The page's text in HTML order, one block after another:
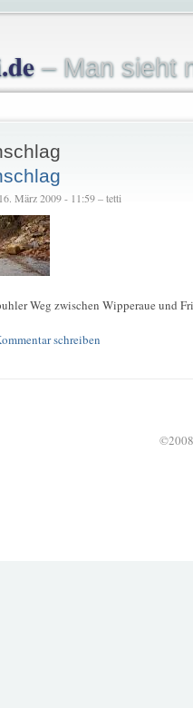
– Man sieht
März 2009 - 11:59 – tetti
Weg zwischen Wipperaue und
schreiben